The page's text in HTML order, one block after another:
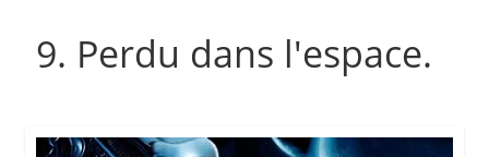
9. Perdu dans l'espace.